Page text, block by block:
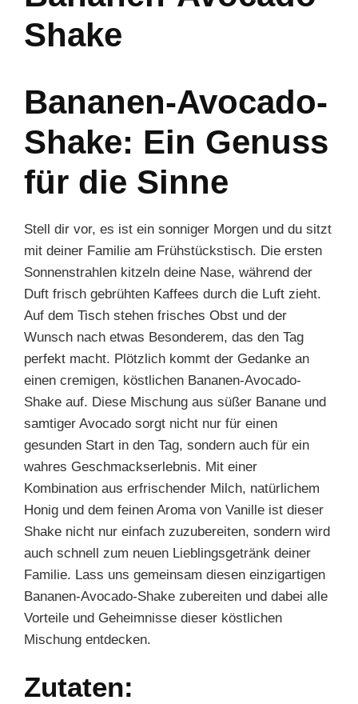
Shake
Bananen-Avocado-
Shake: Ein Genuss
für die Sinne
Stell dir vor, es ist ein sonniger Morgen und du sitzt
mit deiner Familie am Frühstückstisch. Die ersten
Sonnenstrahlen kitzeln deine Nase, während der
Duft frisch gebrühten Kaffees durch die Luft zieht.
Auf dem Tisch stehen frisches Obst und der
Wunsch nach etwas Besonderem, das den Tag
perfekt macht. Plötzlich kommt der Gedanke an
einen cremigen, köstlichen Bananen-Avocado-
Shake auf. Diese Mischung aus süßer Banane und
samtiger Avocado sorgt nicht nur für einen
gesunden Start in den Tag, sondern auch für ein
wahres Geschmackserlebnis. Mit einer
Kombination aus erfrischender Milch, natürlichem
Honig und dem feinen Aroma von Vanille ist dieser
Shake nicht nur einfach zuzubereiten, sondern wird
auch schnell zum neuen Lieblingsgetränk deiner
Familie. Lass uns gemeinsam diesen einzigartigen
Bananen-Avocado-Shake zubereiten und dabei alle
Vorteile und Geheimnisse dieser köstlichen
Mischung entdecken.
Zutaten: